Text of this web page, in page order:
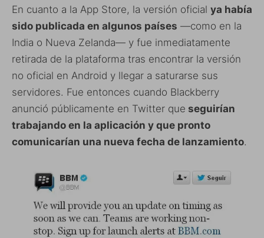
En cuanto a la App Store, la versión oficial ya había
sido publicada en algunos países —como en la
India o Nueva Zelanda— y fue inmediatamente
retirada de la plataforma tras encontrar la versión
no oficial en Android y llegar a saturarse sus
servidores. Fue entonces cuando Blackberry
anunció públicamente en Twitter que seguirían
trabajando en la aplicación y que pronto
comunicarían una nueva fecha de lanzamiento.